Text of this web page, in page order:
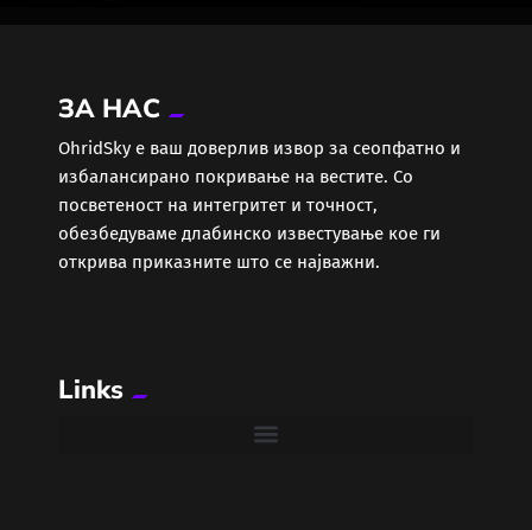
ЗА НАС
ОhridSky е ваш доверлив извор за сеопфатно и
избалансирано покривање на вестите. Со
посветеност на интегритет и точност,
обезбедуваме длабинско известување кое ги
открива приказните што се најважни.
Links